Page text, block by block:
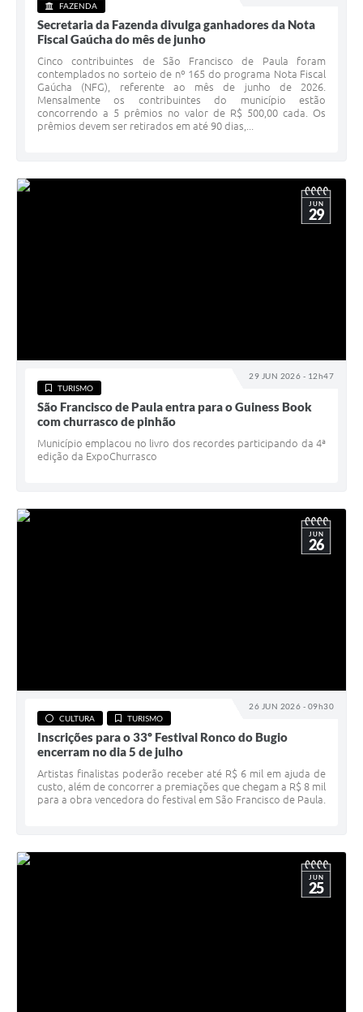
FAZENDA
Secretaria da Fazenda divulga ganhadores da Nota
Fiscal Gaúcha do mês de junho
Cinco contribuintes de São Francisco de Paula foram
contemplados no sorteio de nº 165 do programa Nota Fiscal
Gaúcha (NFG), referente ao mês de junho de 2026.
Mensalmente os contribuintes do município estão
concorrendo a 5 prêmios no valor de R$ 500,00 cada. Os
prêmios devem ser retirados em até 90 dias,...
29 JUN 2026 - 12h47
JUN
29
TURISMO
São Francisco de Paula entra para o Guiness Book
com churrasco de pinhão
Município emplacou no livro dos recordes participando da 4ª
edição da ExpoChurrasco
26 JUN 2026 - 09h30
JUN
26
CULTURA TURISMO
Inscrições para o 33º Festival Ronco do Bugio
encerram no dia 5 de julho
Artistas finalistas poderão receber até R$ 6 mil em ajuda de
custo, além de concorrer a premiações que chegam a R$ 8 mil
para a obra vencedora do festival em São Francisco de Paula.
JUN
25